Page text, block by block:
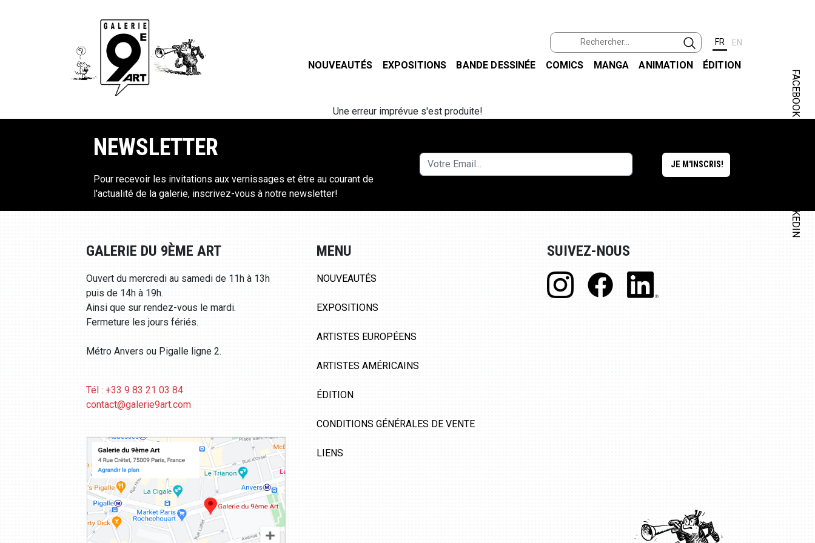
FR EN
NOUVEAUTÉS EXPOSITIONS BANDE DESSINÉE COMICS MANGA ANIMATION ÉDITION
FACEBOOK
LINKEDIN
Une erreur imprévue s'est produite!
NEWSLETTER
Pour recevoir les invitations aux vernissages et être au courant de
l'actualité de la galerie, inscrivez-vous à notre newsletter!
GALERIE DU 9ÈME ART
Ouvert du mercredi au samedi de 11h à 13h
puis de 14h à 19h.
Ainsi que sur rendez-vous le mardi.
Fermeture les jours fériés.
Métro Anvers ou Pigalle ligne 2.
Tél : +33 9 83 21 03 84
contact@galerie9art.com
MENU
NOUVEAUTÉS
EXPOSITIONS
ARTISTES EUROPÉENS
ARTISTES AMÉRICAINS
ÉDITION
CONDITIONS GÉNÉRALES DE VENTE
LIENS
SUIVEZ-NOUS